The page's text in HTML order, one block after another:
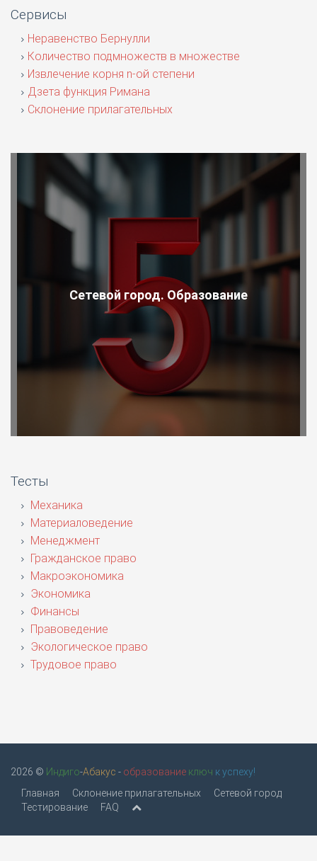
Сервисы
Неравенство Бернулли
Количество подмножеств в множестве
Извлечение корня n-ой степени
Дзета функция Римана
Склонение прилагательных
Сетевой город. Образование
Тесты
Механика
Материаловедение
Менеджмент
Гражданское право
Макроэкономика
Экономика
Финансы
Правоведение
Экологическое право
Трудовое право
2026 © Индиго-Абакус - образование ключ к успеху!
Главная
Склонение прилагательных
Сетевой город
Тестирование
FAQ